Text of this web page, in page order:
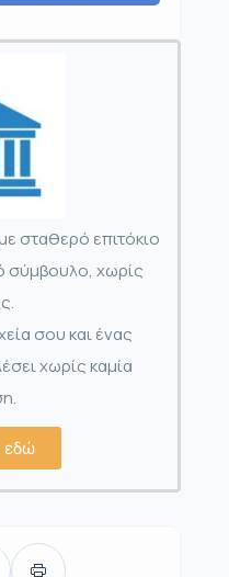
σταθερό επιτόκιο
σύμβουλο, χωρίς
σου και ένας
χωρίς καμία
εδώ